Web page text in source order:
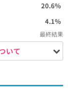
20.6%
4.1%
最終結果
いて